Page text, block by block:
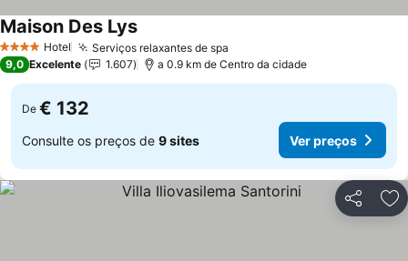
4 EstrelasHotel Serviços relaxantes de spa
Maison Des LysVer preços
9,0 Excelente 1.607 a 0.9 km de Centro da cidade
De € 132
Consulte os preços de 9 sites Ver preços
Partilhar